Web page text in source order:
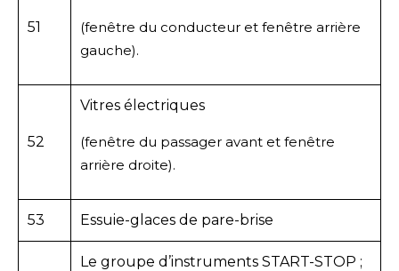
51
(fenêtre du conducteur et fenêtre arrière
gauche).
52
Vitres électriques
(fenêtre du passager avant et fenêtre
arrière droite).
53 Essuie-glaces de pare-brise
Le groupe d’instruments START-STOP ;